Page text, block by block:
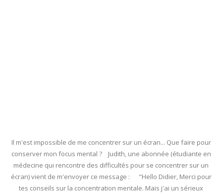
Il m'est impossible de me concentrer sur un écran... Que faire pour
conserver mon focus mental ? Judith, une abonnée (étudiante en
médecine qui rencontre des difficultés pour se concentrer sur un
écran) vient de m'envoyer ce message : "Hello Didier, Merci pour
tes conseils sur la concentration mentale. Mais j'ai un sérieux